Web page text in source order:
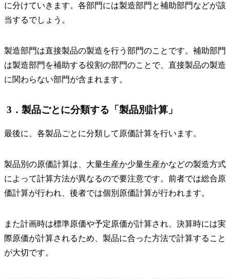
に分けていきます。各部門には製造部門と補助部門などが該
当するでしょう。
製造部門は直接製品の製造を行う部門のことです。補助部門
は製造部門を補助する役割の部門のことで、直接製品の製造
に関わらない部門が含まれます。
3．製品ごとに分類する「製品別計算」
最後に、各製品ごとに分類して原価計算を行います。
製品別の原価計算は、大量生産か少量生産かなどの製造方式
によって計算方法が異なるので要注意です。前者では総合原
価計算が行われ、後者では個別原価計算が行われます。
また計画時は標準原価や予定原価が計算され、決算時には実
際原価が計算されるため、製品に合った方法で計算すること
が大切です。